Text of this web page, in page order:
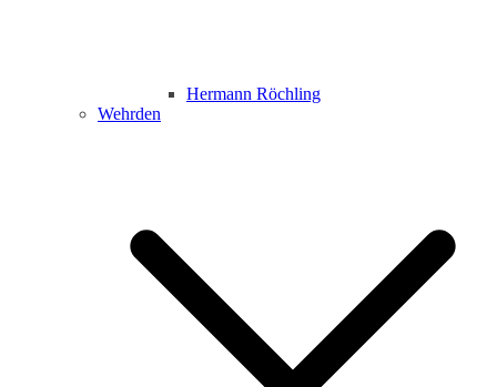
Hermann Röchling
Wehrden